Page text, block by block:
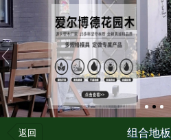
返回 组合地板